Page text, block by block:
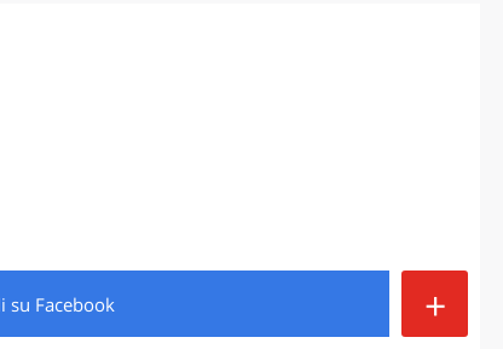
ROMAGNA PIEMONTE
su Facebook +